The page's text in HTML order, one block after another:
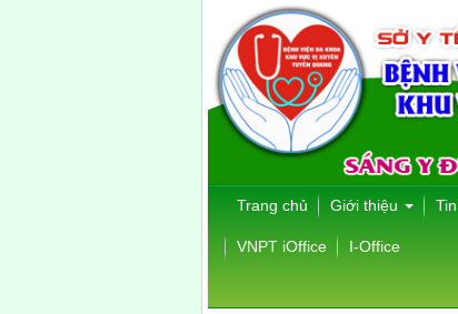
Trang chủ Giới thiệu
VNPT iOffice I-Office